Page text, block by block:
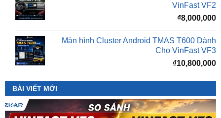
Màn hình Cluster Android TMAS T600 Dành
₫10,800,000
BÀI VIẾT MỚI